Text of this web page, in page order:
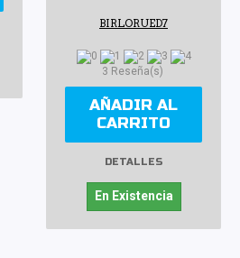
BIRLORUED7
3 Reseña(s)
AÑADIR AL
CARRITO
DETALLES
En Existencia